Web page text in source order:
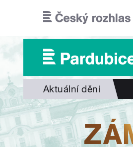
Aktuální dění